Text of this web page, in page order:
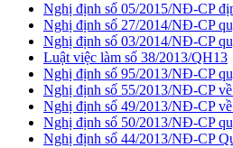
Nghị định số 05/2015/NĐ-CP
Nghị định số 27/2014/NĐ-CP
Nghị định số 03/2014/NĐ-CP
Luật việc làm số 38/2013/QH13
Nghị định số 95/2013/NĐ-CP
Nghị định số 55/2013/NĐ-CP
Nghị định số 49/2013/NĐ-CP
Nghị định số 50/2013/NĐ-CP
Nghị định số 44/2013/NĐ-CP